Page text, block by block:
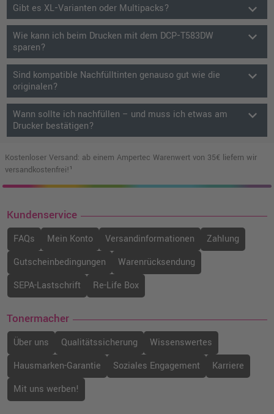
Gibt es XL‑Varianten oder Multipacks? keyboard_arrow_down
Wie kann ich beim Drucken mit dem DCP‑T583DW
sparen?
keyboard_arrow_down
Sind kompatible Nachfülltinten genauso gut wie die
originalen?
keyboard_arrow_down
Wann sollte ich nachfüllen – und muss ich etwas am
Drucker bestätigen?
keyboard_arrow_down
Kostenloser Versand: ab einem Ampertec Warenwert von 35€ liefern wir
versandkostenfrei!¹
Kundenservice
FAQs Mein Konto Versandinformationen
Zahlung
Gutscheinbedingungen
Warenrücksendung
SEPA-Lastschrift
Re-Life Box
Tonermacher
Über uns Qualitätssicherung
Wissenswertes
Hausmarken-Garantie
Soziales Engagement
Karriere
Mit uns werben!